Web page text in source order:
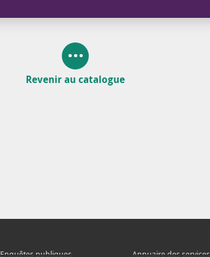
Revenir au catalogue
Enquêtes publiques Annuaire des services